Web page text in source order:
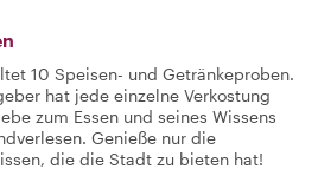
10 Speisen- und Getränkeproben.
hat jede einzelne Verkostung
zum Essen und seines Wissens
Genieße nur die
die die Stadt zu bieten hat!